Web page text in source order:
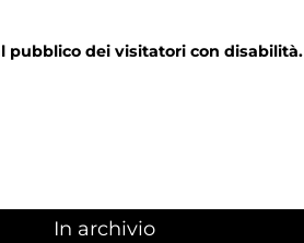
pubblico dei visitatori con disabilità.
In archivio